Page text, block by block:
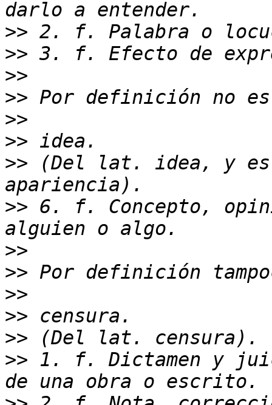
>>
>>
>>
>>
>>
>>
>> (Del lat. idea, y
>> 6. f. Concepto,
>>
>>
>>
>>
>>
>> 1. f. Dictamen y